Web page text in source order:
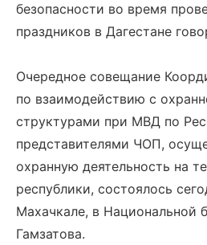
безопасности во время
праздников в Дагестане
Очередное совещание
по взаимодействию с
структурами при МВД по
представителями ЧОП,
охранную деятельность на
республики, состоялось
Махачкале, в Национальной
Гамзатова.